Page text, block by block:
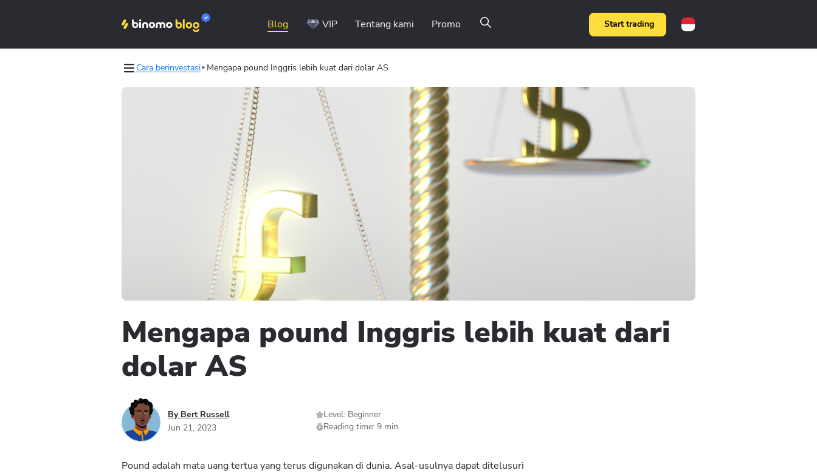
Blog VIP Tentang kami Promo Start trading
Cara berinvestasi Mengapa pound Inggris lebih kuat dari dolar AS
Mengapa pound Inggris lebih kuat dari
dolar AS
By Bert Russell
Jun 21, 2023
Level: Beginner
Reading time: 9 min
Pound adalah mata uang tertua yang terus digunakan di dunia. Asal-usulnya dapat ditelusuri